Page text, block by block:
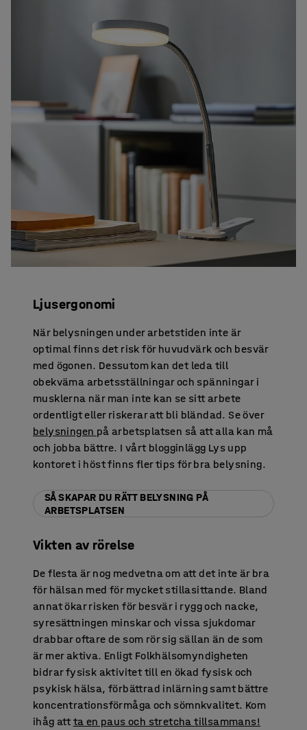
Ljusergonomi
När belysningen under arbetstiden inte är
optimal finns det risk för huvudvärk och besvär
med ögonen. Dessutom kan det leda till
obekväma arbetsställningar och spänningar i
musklerna när man inte kan se sitt arbete
ordentligt eller riskerar att bli bländad. Se över
belysningen på arbetsplatsen så att alla kan må
och jobba bättre. I vårt blogginlägg Lys upp
kontoret i höst finns fler tips för bra belysning.
SÅ SKAPAR DU RÄTT BELYSNING PÅ
ARBETSPLATSEN
Vikten av rörelse
De flesta är nog medvetna om att det inte är bra
för hälsan med för mycket stillasittande. Bland
annat ökar risken för besvär i rygg och nacke,
syresättningen minskar och vissa sjukdomar
drabbar oftare de som rör sig sällan än de som
är mer aktiva. Enligt Folkhälsomyndigheten
bidrar fysisk aktivitet till en ökad fysisk och
psykisk hälsa, förbättrad inlärning samt bättre
koncentrationsförmåga och sömnkvalitet. Kom
ihåg attta en paus och stretcha tillsammans!